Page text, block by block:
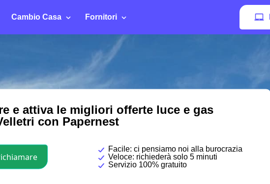
Cambio Casa Fornitori